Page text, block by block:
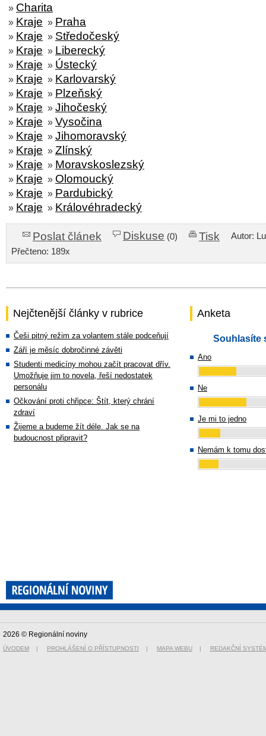
» Charita
» Kraje » Praha
» Kraje » Středočeský
» Kraje » Liberecký
» Kraje » Ústecký
» Kraje » Karlovarský
» Kraje » Plzeňský
» Kraje » Jihočeský
» Kraje » Vysočina
» Kraje » Jihomoravský
» Kraje » Zlínský
» Kraje » Moravskoslezský
» Kraje » Olomoucký
» Kraje » Pardubický
» Kraje » Královéhradecký
Poslat článek Diskuse (0) Tisk
Autor:
Přečteno: 189x
Nejčtenější články v rubrice
Češi pitný režim za volantem stále podceňují
Září je měsíc dobročinné závěti
Studenti medicíny mohou začít pracovat dřív.
Umožňuje jim to novela, řeší nedostatek
personálu
Očkování proti chřipce: Štít, který chrání
zdraví
Žijeme a budeme žít déle. Jak se na
budoucnost připravit?
Anketa
Souhlasíte
Ano
Ne
Je mi to jedno
Nemám k tomu
2026 © Regionální noviny
ÚVODEM | PROHLÁŠENÍ O PŘÍSTUPNOSTI | MAPA WEBU | REDAKČNÍ